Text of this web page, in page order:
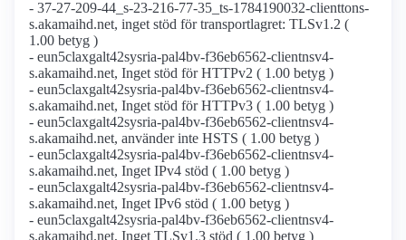
- 37-27-209-44_s-23-216-77-35_ts-1784190032-clienttons-
s.akamaihd.net, inget stöd för transportlagret: TLSv1.2 (
1.00 betyg )
- eun5claxgalt42sysria-pal4bv-f36eb6562-clientnsv4-
s.akamaihd.net, Inget stöd för HTTPv2 ( 1.00 betyg )
- eun5claxgalt42sysria-pal4bv-f36eb6562-clientnsv4-
s.akamaihd.net, Inget stöd för HTTPv3 ( 1.00 betyg )
- eun5claxgalt42sysria-pal4bv-f36eb6562-clientnsv4-
s.akamaihd.net, använder inte HSTS ( 1.00 betyg )
- eun5claxgalt42sysria-pal4bv-f36eb6562-clientnsv4-
s.akamaihd.net, Inget IPv4 stöd ( 1.00 betyg )
- eun5claxgalt42sysria-pal4bv-f36eb6562-clientnsv4-
s.akamaihd.net, Inget IPv6 stöd ( 1.00 betyg )
- eun5claxgalt42sysria-pal4bv-f36eb6562-clientnsv4-
s.akamaihd.net, Inget TLSv1.3 stöd ( 1.00 betyg )